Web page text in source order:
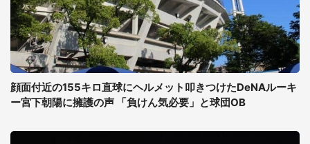
顔面付近の155キロ直球にヘルメット叩きつけたDeNAルーキ
ー宮下朝陽に擁護の声 「負けん気必要」と球団OB